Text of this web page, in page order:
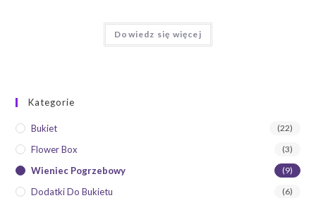
Dowiedz się więcej
Kategorie
Bukiet (22)
Flower Box (3)
Wieniec Pogrzebowy (9)
Dodatki Do Bukietu (6)